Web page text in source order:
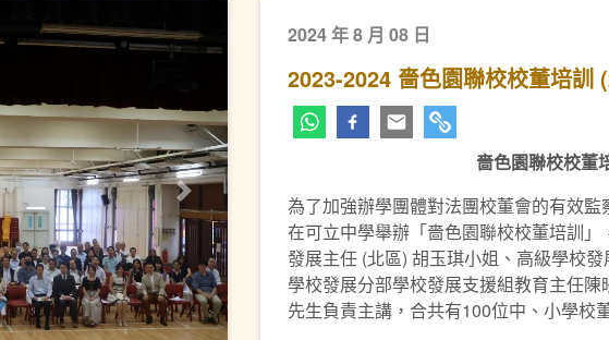
下一頁
2024 年 8 月 08 日
2023-2024 嗇色園聯校校董培訓
嗇色園聯校校董
為了加強辦學團體對法團校董會的有效
在可立中學舉辦「嗇色園聯校校董培訓
發展主任 (北區) 胡玉琪小姐、高級學校發
學校發展分部學校發展支援組教育主任
先生負責主講，合共有100位中、小學校